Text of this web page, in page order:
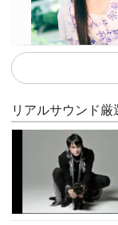
リアルサウンド厳